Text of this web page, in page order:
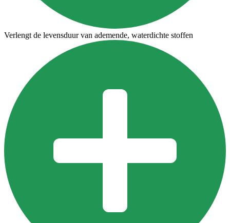
Verlengt de levensduur van ademende, waterdichte stoffen